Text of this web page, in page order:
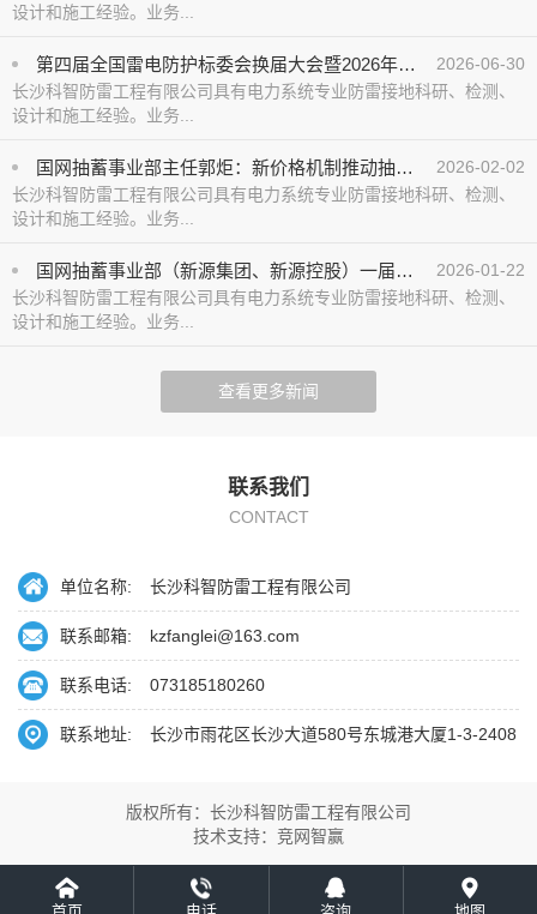
设计和施工经验。业务...
第四届全国雷电防护标委会换届大会暨2026年年会在京召开
2026-06-30
长沙科智防雷工程有限公司具有电力系统专业防雷接地科研、检测、
设计和施工经验。业务...
国网抽蓄事业部主任郭炬：新价格机制推动抽水蓄能高质量发展
2026-02-02
长沙科智防雷工程有限公司具有电力系统专业防雷接地科研、检测、
设计和施工经验。业务...
国网抽蓄事业部（新源集团、新源控股）一届一次职工代表大会暨2026年工作会议在京举行
2026-01-22
长沙科智防雷工程有限公司具有电力系统专业防雷接地科研、检测、
设计和施工经验。业务...
查看更多新闻
联系我们
CONTACT
单位名称: 长沙科智防雷工程有限公司
联系邮箱: kzfanglei@163.com
联系电话: 073185180260
联系地址: 长沙市雨花区长沙大道580号东城港大厦1-3-2408
版权所有：长沙科智防雷工程有限公司
技术支持： 竞网智赢